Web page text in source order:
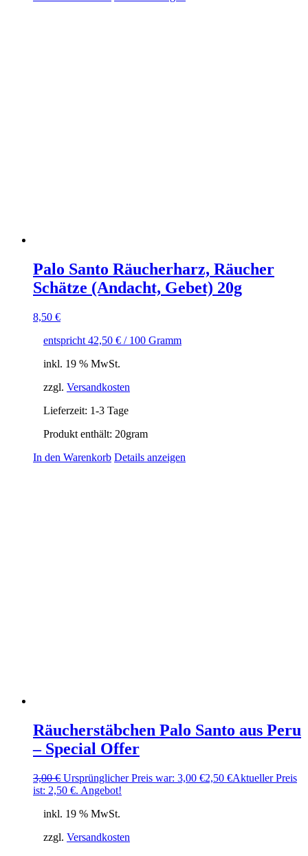
Palo Santo Räucherharz, Räucher
Schätze (Andacht, Gebet) 20g
8,50 €
entspricht 42,50 € / 100 Gramm
inkl. 19 % MwSt.
zzgl. Versandkosten
Lieferzeit: 1-3 Tage
Produkt enthält: 20gram
In den Warenkorb Details anzeigen
Räucherstäbchen Palo Santo aus Peru
– Special Offer
3,00€ Ursprünglicher Preis war: 3,00 €2,50 €Aktueller Preis
ist: 2,50 €. Angebot!
inkl. 19 % MwSt.
zzgl. Versandkosten